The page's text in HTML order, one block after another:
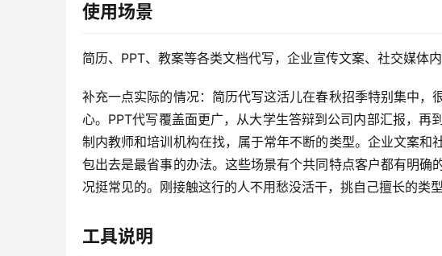
使用场景
简历、PPT、教案等各类文档代写，企业宣传文案、社交媒体
补充一点实际的情况：简历代写这活儿在春秋招季特别集中
心。PPT代写覆盖面更广，从大学生答辩到公司内部汇报，
制内教师和培训机构在找，属于常年不断的类型。企业文案
包出去是最省事的办法。这些场景有个共同特点客户都有明
况挺常见的。刚接触这行的人不用愁没活干，挑自己擅长的类型
工具说明